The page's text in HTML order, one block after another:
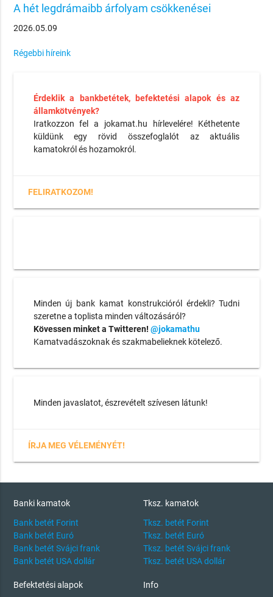
A hét legdrámaibb árfolyam csökkenései
2026.05.09
Régebbi híreink
Érdeklik a bankbetétek, befektetési alapok és az
államkötvények?
Iratkozzon fel a jokamat.hu hírlevelére! Kéthetente
küldünk egy rövid összefoglalót az aktuális
kamatokról és hozamokról.
FELIRATKOZOM!
Minden új bank kamat konstrukcióról érdekli? Tudni
szeretne a toplista minden változásáról?
Kövessen minket a Twitteren! @jokamathu
Kamatvadászoknak és szakmabelieknek kötelező.
Minden javaslatot, észrevételt szívesen látunk!
ÍRJA MEG VÉLEMÉNYÉT!
Banki kamatok
Bank betét Forint
Bank betét Euró
Bank betét Svájci frank
Bank betét USA dollár
Tksz. kamatok
Tksz. betét Forint
Tksz. betét Euró
Tksz. betét Svájci frank
Tksz. betét USA dollár
Befektetési alapok Info